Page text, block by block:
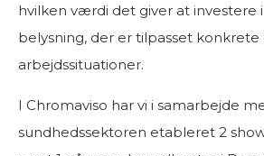
hvilken værdi det giver at investere
belysning, der er tilpasset konkrete
arbejdssituationer.
I Chromaviso har vi i samarbejde
sundhedssektoren etableret 2